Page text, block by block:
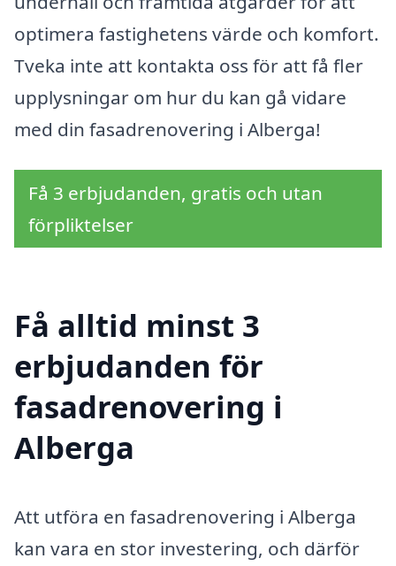
optimera fastighetens värde och komfort.
Tveka inte att kontakta oss för att få fler
upplysningar om hur du kan gå vidare
med din fasadrenovering i Alberga!
Få 3 erbjudanden, gratis och utan
förpliktelser
Få alltid minst 3
erbjudanden för
fasadrenovering i
Alberga
Att utföra en fasadrenovering i Alberga
kan vara en stor investering, och därför